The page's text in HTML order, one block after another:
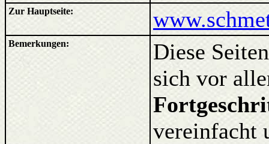
Zur Hauptseite:
Bemerkungen:
Diese
sich vor
vereinfacht